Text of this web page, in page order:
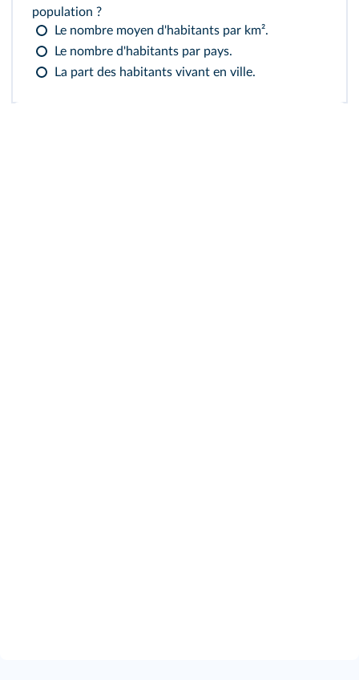
population ?
Le nombre moyen d'habitants par km².
Le nombre d'habitants par pays.
La part des habitants vivant en ville.